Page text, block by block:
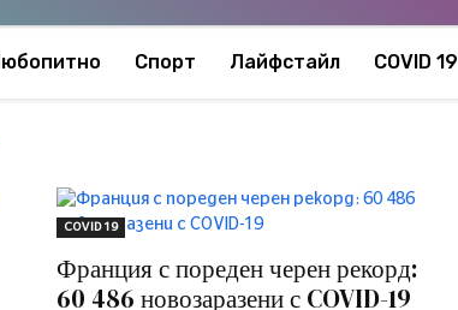
Спорт Лайфстайл COVID 19
COVID 19
Франция с пореден черен рекорд:
60 486 новозаразени с COVID-19